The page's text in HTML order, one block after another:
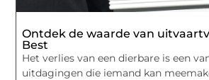
Ontdek de waarde van
Best
Het verlies van een dierbare is een
uitdagingen die iemand kan